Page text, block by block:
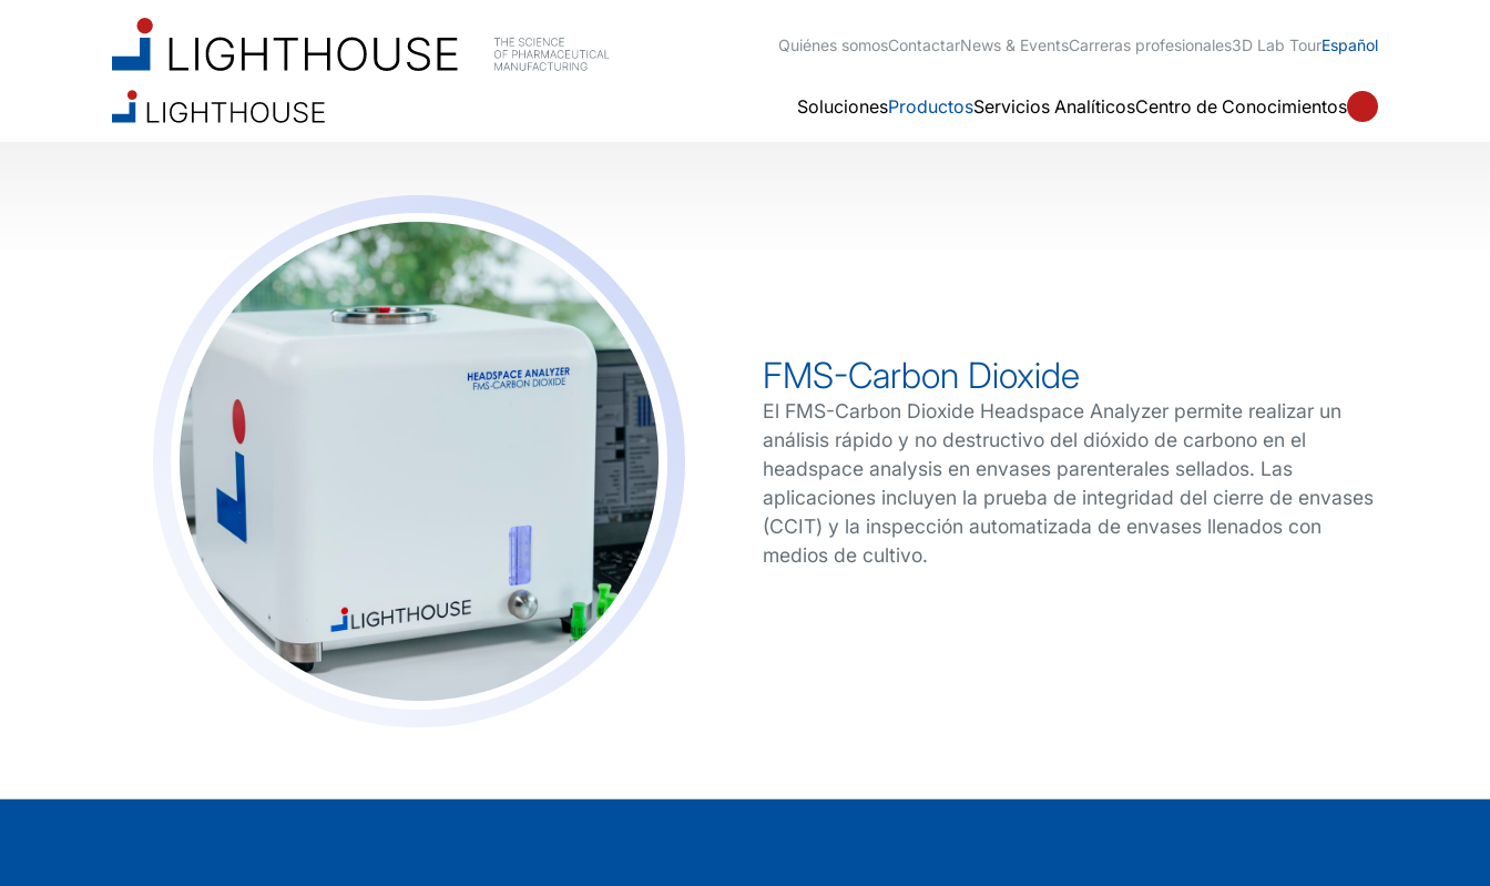
Quiénes somosContactarNews & EventsCarreras profesionales3D Lab TourEspañol
SolucionesProductosServicios AnalíticosCentro de Conocimientos
FMS-Carbon Dioxide
El FMS-Carbon Dioxide Headspace Analyzer permite realizar un
análisis rápido y no destructivo del dióxido de carbono en el
headspace analysis en envases parenterales sellados. Las
aplicaciones incluyen la prueba de integridad del cierre de envases
(CCIT) y la inspección automatizada de envases llenados con
medios de cultivo.